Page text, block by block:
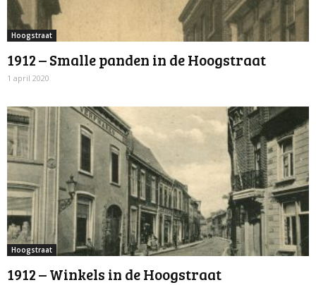
Hoogstraat
1912 – Smalle panden in de Hoogstraat
1 april 2020
Hoogstraat
1912 – Winkels in de Hoogstraat